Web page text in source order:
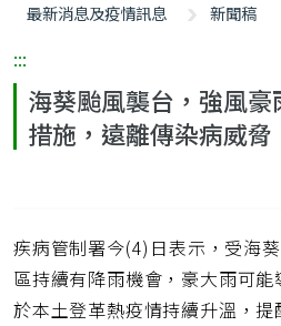
最新消息及疫情訊息
新聞稿
:::
海葵颱風襲台，強風
措施，遠離傳染病威脅
疾病管制署今(4)日表示，受海
區持續有降雨機會，豪大雨可
於本土登革熱疫情持續升溫，